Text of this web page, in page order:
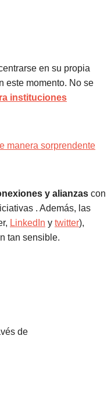
en su propia
este momento. No se
instituciones
manera sorprendente
y alianzas con
. Además, las
LinkedIn y twitter),
tan sensible.
de